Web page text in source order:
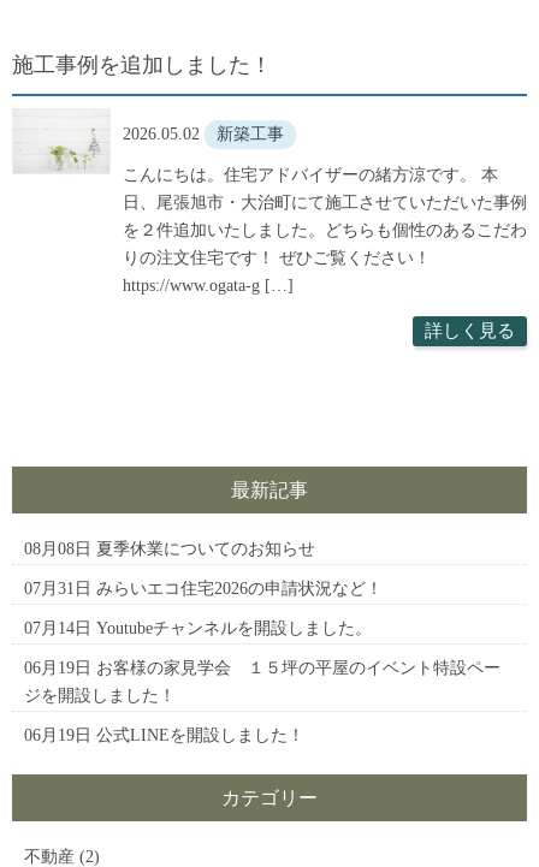
施工事例を追加しました！
2026.05.02 新築工事
こんにちは。住宅アドバイザーの緒方涼です。 本
日、尾張旭市・大治町にて施工させていただいた事例
を２件追加いたしました。どちらも個性のあるこだわ
りの注文住宅です！ ぜひご覧ください！
https://www.ogata-g […]
詳しく見る
最新記事
08月08日 夏季休業についてのお知らせ
07月31日 みらいエコ住宅2026の申請状況など！
07月14日 Youtubeチャンネルを開設しました。
06月19日 お客様の家見学会 １５坪の平屋のイベント特設ペー
ジを開設しました！
06月19日 公式LINEを開設しました！
カテゴリー
不動産 (2)